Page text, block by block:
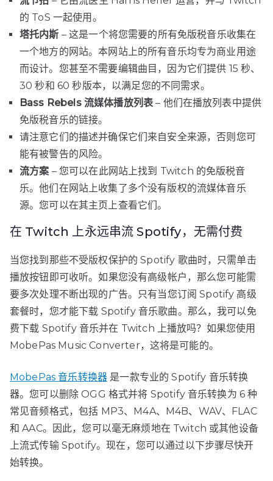
的 ToS 一起使用。
塔托内斯 – 这是一个将您需要的所有免版税音乐收集在
一个地方的网站。本网站上的所有音乐均专为商业用途
而设计。您甚至不需要编辑曲目，因为它们提供 15 秒、
30 秒和 60 秒版本，以满足您的不同需求。
Bass Rebels 流媒体播放列表 – 他们在播放列表中提供
免版税音乐的链接。
请注意它们的描述并确保它们来自安全来源，否则您可
能有被警告的风险。
流方案 – 您可以在此网站上找到 Twitch 的免版税音
乐。他们在网站上收集了多个没有版权的流媒体音乐
源。您可以在其主页上查看它们。
在 Twitch 上永远串流 Spotify，无需付费
当您找到那些不受版权保护的 Spotify 歌曲时，只需单击
播放按钮即可收听。如果您没有高级帐户，那么您可能需
要多次处理不断出现的广告。只有当您订阅 Spotify 高级
套餐时，您才能下载 Spotify 音乐歌曲。那么，我可以免
费下载 Spotify 音乐并在 Twitch 上播放吗？如果您使用
MobePas Music Converter，这将是可能的。
MobePas 音乐转换器 是一款专业的 Spotify 音乐转换
器。您可以删除 OGG 格式并将 Spotify 音乐转换为 6 种
常见音频格式，包括 MP3、M4A、M4B、WAV、FLAC
和 AAC。因此，您可以毫无麻烦地在 Twitch 或其他设备
上流式传输 Spotify。现在，您可以通过以下步骤尽快开
始转换。